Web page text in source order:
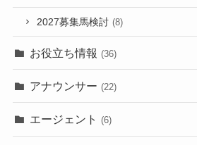
2027募集馬検討 (8)
お役立ち情報 (36)
アナウンサー (22)
エージェント (6)